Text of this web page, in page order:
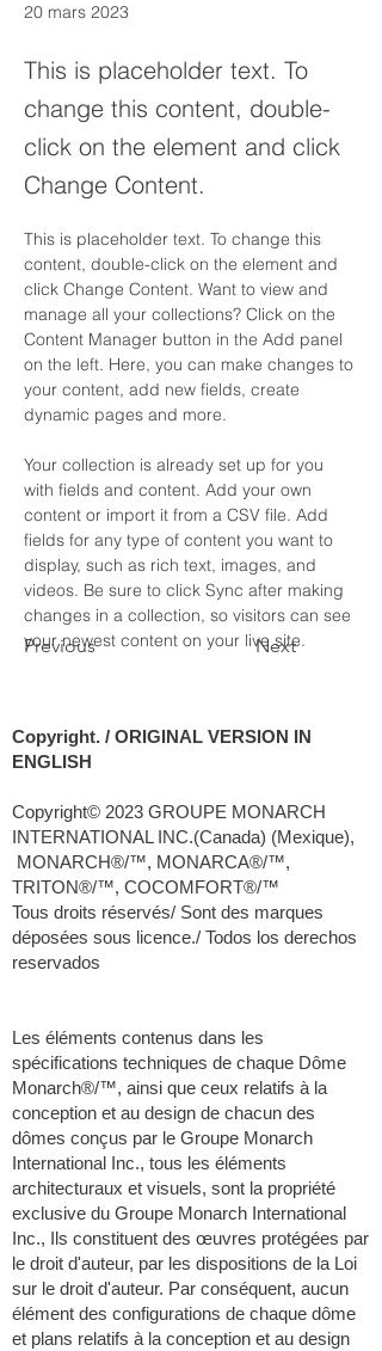
20 mars 2023
This is placeholder text. To
change this content, double-
click on the element and click
Change Content.
Previous Next
This is placeholder text. To change this
content, double-click on the element and
click Change Content. Want to view and
manage all your collections? Click on the
Content Manager button in the Add panel
on the left. Here, you can make changes to
your content, add new fields, create
dynamic pages and more.
Your collection is already set up for you
with fields and content. Add your own
content or import it from a CSV file. Add
fields for any type of content you want to
display, such as rich text, images, and
videos. Be sure to click Sync after making
changes in a collection, so visitors can see
your newest content on your live site.
Copyright. / ORIGINAL VERSION IN
ENGLISH
Copyright© 2023 GROUPE MONARCH
INTERNATIONAL INC.(Canada) (Mexique),
MONARCH®/™, MONARCA®/™,
TRITON®/™, COCOMFORT®/™
Tous droits réservés/ Sont des marques
déposées sous licence./ Todos los derechos
reservados
Les éléments contenus dans les
spécifications techniques de chaque Dôme
Monarch®/™, ainsi que ceux relatifs à la
conception et au design de chacun des
dômes conçus par le Groupe Monarch
International Inc., tous les éléments
architecturaux et visuels, sont la propriété
exclusive du Groupe Monarch International
Inc., Ils constituent des œuvres protégées par
le droit d'auteur, par les dispositions de la Loi
sur le droit d'auteur. Par conséquent, aucun
élément des configurations de chaque dôme
et plans relatifs à la conception et au design